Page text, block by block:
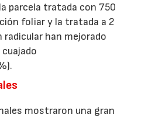
parcela tratada con 750
foliar y la tratada a 2
han mejorado
mostraron una gran